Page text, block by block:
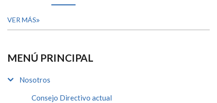
VER MÁS
MENÚ PRINCIPAL
Nosotros
Consejo Directivo actual